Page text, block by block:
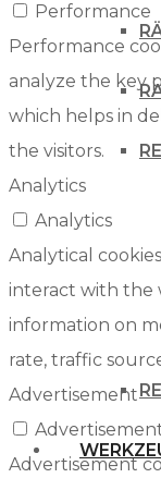
Performance
Performance
analyze the key
which helps in
the visitors.
Analytics
Analytics
Analytical
interact with the
information on
rate, traffic
Advertisement
Advertisement